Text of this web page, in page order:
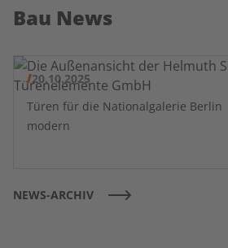
Bau News
20.10.2025
Türen für die Nationalgalerie Berlin
modern
NEWS-ARCHIV